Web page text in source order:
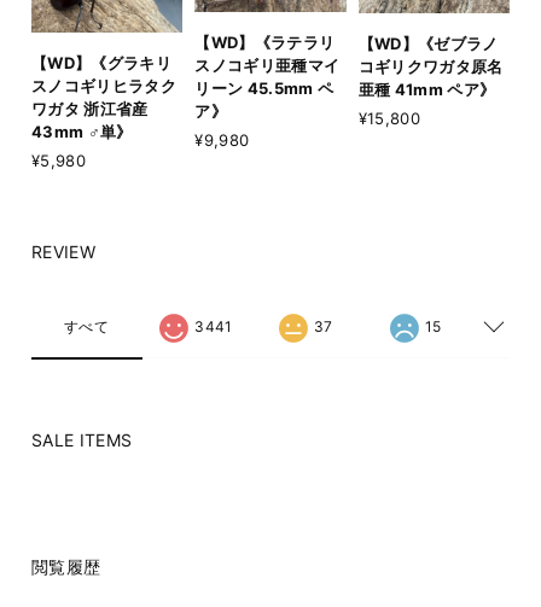
【WD】《グラキリ
スノコギリヒラタク
ワガタ 浙江省産
43mm ♂単》
¥5,980
【WD】《ラテラリ
スノコギリ亜種マイ
リーン 45.5mm ペ
ア》
¥9,980
【WD】《ゼブラノ
コギリクワガタ原名
亜種 41mm ペア》
¥15,800
REVIEW
すべて 3441 37 15
SALE ITEMS
閲覧履歴